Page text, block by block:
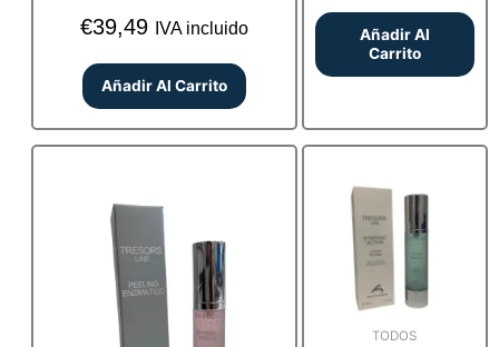
€39,49 IVA incluido
Añadir Al Carrito
Añadir Al
Carrito
TODOS